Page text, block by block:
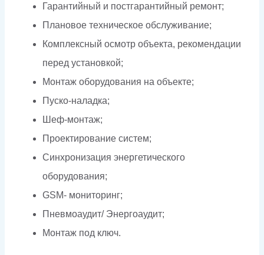
Гарантийный и постгарантийный ремонт;
Плановое техническое обслуживание;
Комплексный осмотр объекта, рекомендации
перед установкой;
Монтаж оборудования на объекте;
Пуско-наладка;
Шеф-монтаж;
Проектирование систем;
Синхронизация энергетического
оборудования;
GSM- мониторинг;
Пневмоаудит/ Энергоаудит;
Монтаж под ключ.